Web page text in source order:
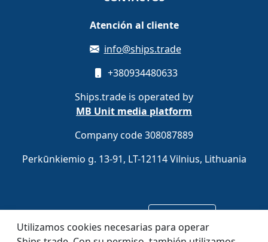
Atención al cliente
info@ships.trade
+380934480633
Ships.trade is operated by
MB Unit media platform
Company code 308087889
Perkūnkiemio g. 13-91, LT-12114 Vilnius, Lithuania
Utilizamos cookies necesarias para operar